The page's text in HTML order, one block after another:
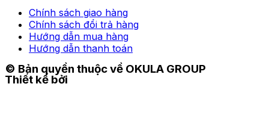
Chính sách giao hàng
Chính sách đổi trả hàng
Hướng dẫn mua hàng
Hướng dẫn thanh toán
© Bản quyền thuộc về OKULA GROUP
Thiết kế bởi TIME DESIGN